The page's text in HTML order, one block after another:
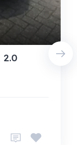
2.0